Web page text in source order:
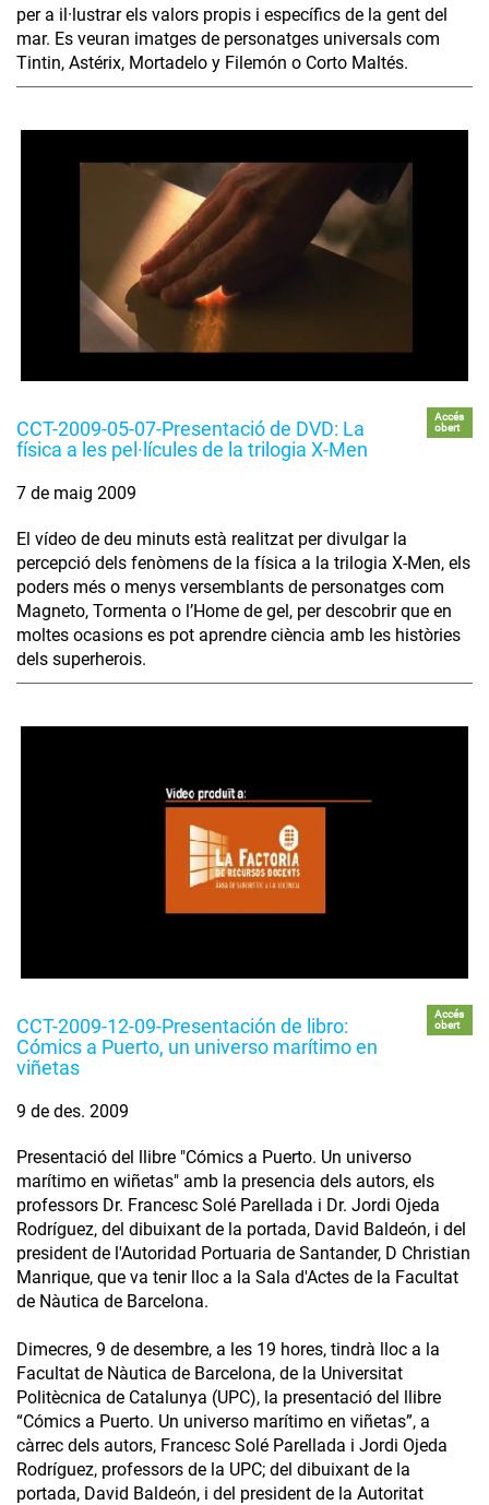
per a il·lustrar els valors propis i específics de la gent del
mar. Es veuran imatges de personatges universals com
Tintin, Astérix, Mortadelo y Filemón o Corto Maltés.
CCT-2009-05-07-Presentació de DVD: La
física a les pel·lícules de la trilogia X-Men
Accés
obert
7 de maig 2009
El vídeo de deu minuts està realitzat per divulgar la
percepció dels fenòmens de la física a la trilogia X-Men, els
poders més o menys versemblants de personatges com
Magneto, Tormenta o l’Home de gel, per descobrir que en
moltes ocasions es pot aprendre ciència amb les històries
dels superherois.
CCT-2009-12-09-Presentación de libro:
Cómics a Puerto, un universo marítimo en
viñetas
Accés
obert
9 de des. 2009
Presentació del llibre "Cómics a Puerto. Un universo
marítimo en wiñetas" amb la presencia dels autors, els
professors Dr. Francesc Solé Parellada i Dr. Jordi Ojeda
Rodríguez, del dibuixant de la portada, David Baldeón, i del
president de l'Autoridad Portuaria de Santander, D Christian
Manrique, que va tenir lloc a la Sala d'Actes de la Facultat
de Nàutica de Barcelona.
Dimecres, 9 de desembre, a les 19 hores, tindrà lloc a la
Facultat de Nàutica de Barcelona, de la Universitat
Politècnica de Catalunya (UPC), la presentació del llibre
“Cómics a Puerto. Un universo marítimo en viñetas”, a
càrrec dels autors, Francesc Solé Parellada i Jordi Ojeda
Rodríguez, professors de la UPC; del dibuixant de la
portada, David Baldeón, i del president de la Autoritat